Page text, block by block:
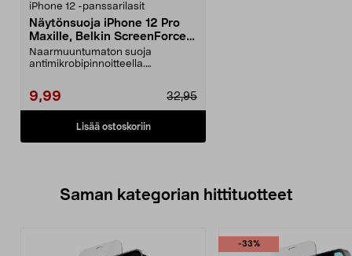
iPhone 12 -panssarilasit
Näytönsuoja iPhone 12 Pro
Maxille, Belkin ScreenForce
UltraGlass Anti-Microbial
Naarmuuntumaton suoja
antimikrobipinnoitteella.
32,95
9,99
Lisää ostoskoriin
Saman kategorian hittituotteet
-33%